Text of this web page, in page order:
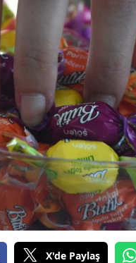
Aydın
Balıkesir
Bilecik
Bingöl
Bitlis
Bolu
Burdur
Bursa
Çanakkale
X'de Paylaş